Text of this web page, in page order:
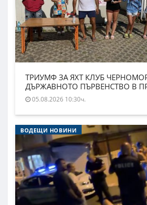
ТРИУМФ ЗА ЯХТ КЛУБ
ДЪРЖАВНОТО ПЪРВЕНСТВО В
05.08.2026 10:30ч.
ВОДЕЩИ НОВИНИ